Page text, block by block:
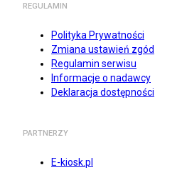
REGULAMIN
Polityka Prywatności
Zmiana ustawień zgód
Regulamin serwisu
Informacje o nadawcy
Deklaracja dostępności
PARTNERZY
E-kiosk.pl